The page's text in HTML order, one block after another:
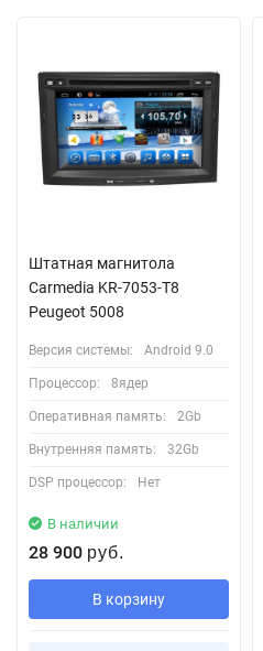
Штатная магнитола
Carmedia KR-7053-T8
Peugeot 5008
Версия системы: Android 9.0
Процессор: 8ядер
Оперативная память: 2Gb
Внутренняя память: 32Gb
DSP процессор: Нет
В наличии
28 900 руб.
В корзину